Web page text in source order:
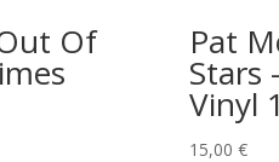
Of Pat
Stars
Vinyl
15,00 €